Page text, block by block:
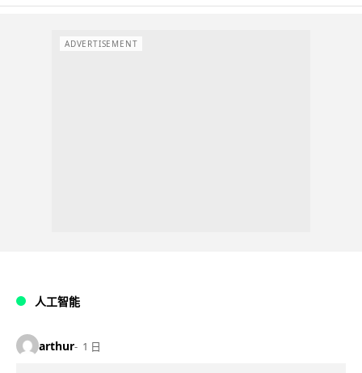
ADVERTISEMENT
人工智能
arthur 1 日